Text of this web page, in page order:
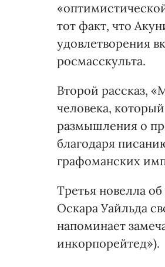
тот факт, что
удовлетворения
росмасскульта.
Второй рассказ,
человека,
размышления о
благодаря
графоманских
Третья новелла
Оскара Уайльда
напоминает
инкорпорейтед»).